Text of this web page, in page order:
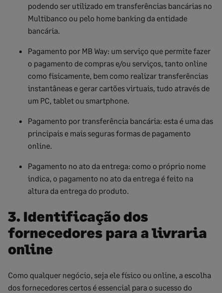
podendo ser utilizado em transferências bancárias no
Multibanco ou pelo home banking da entidade
bancária.
Pagamento por MB Way: um serviço que permite fazer
o pagamento de compras e/ou serviços, tanto online
como fisicamente, bem como realizar transferências
instantâneas e gerar cartões virtuais, tudo através de
um PC, tablet ou smartphone.
Pagamento por transferência bancária: esta é uma das
principais e mais seguras formas de pagamento
online.
Pagamento no ato da entrega: como o próprio nome
indica, o pagamento no ato da entrega é feito na
altura da entrega do produto.
3. Identificação dos
fornecedores para a livraria
online
Como qualquer negócio, seja ele físico ou online, a escolha
dos fornecedores certos é essencial para o sucesso do